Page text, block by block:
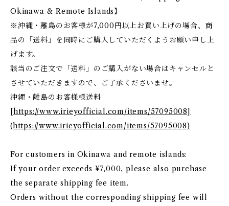
Okinawa & Remote Islands】
※沖縄・離島のお客様が7,000円以上お買い上げの場合、商
品の「送料」を同時にご購入していただくようお願い申し上
げます。
該当のご注文で「送料」のご購入がない場合はキャンセルと
させていただきますので、ご了承くださいませ。
沖縄・離島のお客様様送料
[https://www.irieyofficial.com/items/57095008]
(https://www.irieyofficial.com/items/57095008)
For customers in Okinawa and remote islands:
If your order exceeds ¥7,000, please also purchase
the separate shipping fee item.
Orders without the corresponding shipping fee will